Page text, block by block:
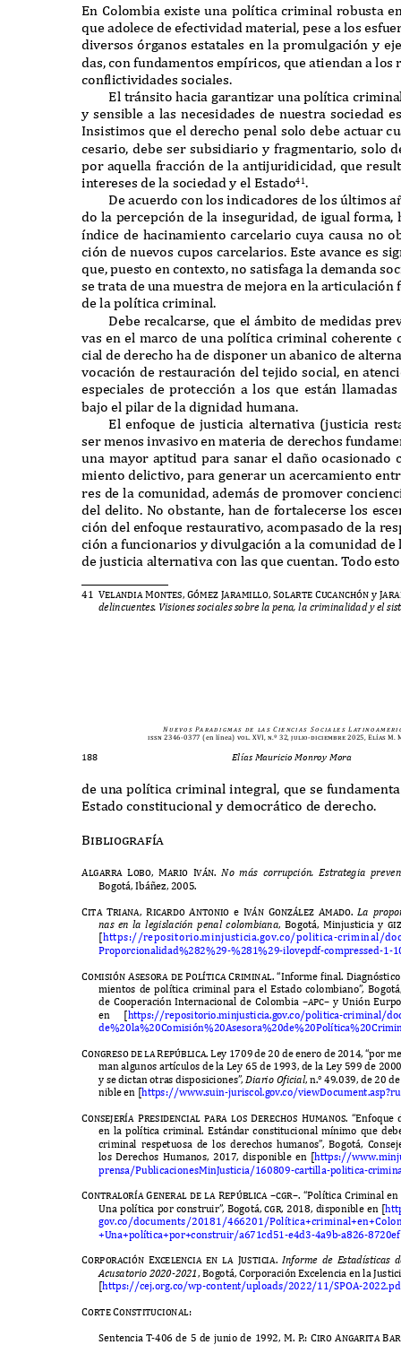
En Colombia existe una política criminal robusta
que adolece de efectividad material, pese a los
diversosórganos estatales en la promulgación y
das,con fundamentos empíricos, que atiendan a
conflictividades sociales.
El tránsito hacia garantizar una política
y sensible a las necesidades de nuestra sociedad
Insistimos que el derecho penal solo debe actuar
cesario,debe ser subsidiario y fragmentario,solo
por aquella fracción de la antijuridicidad, que
intereses de la sociedad y el Estado41.
De acuerdo con los indicadores de losúltimos a
do la percepción de la inseguridad, de igual forma,
índice de hacinamiento carcelario cuya causa no
ción de nuevos cupos carcelarios. Este avance es
que,puesto en contexto,no satisfaga la demanda
se trata de una muestra de mejora en la articulación
de la política criminal.
Debe recalcarse, que el ámbito de medidas
vas en el marco de una política criminal coherente
cial de derecho ha de disponer un abanico de
vocación de restauración del tejido social,en atenci
especiales de protección a los que están
bajo el pilar de la dignidad humana.
El enfoque de justicia alternativa (justicia
ser menos invasivo en materia de derechos
una mayor aptitud para sanar el daño ocasionado
miento delictivo,para generar un acercamiento
res de la comunidad,además de promover
del delito. No obstante, han de fortalecerse los
ción del enfoque restaurativo,acompasado de la
ción a funcionarios y divulgación a la comunidad
de justicia alternativa con las que cuentan. Todo
41 Velandia Montes, Gómez Jaramillo, Solarte Cucanchón y
delincuentes. Visiones sociales sobrela pena,la criminalidadyel sis
N u e v o s Pa r a d i g m a s d e l a s C i e n c i a s S o c i a l e s L at i n o a m e r i
issn 2346-0377(en línea) vol. XVI, n.º 32, julio-diciembre 2025, Elías M.
188 Elías Mauricio Monroy Mora
de una política criminal integral, que se
Estado constitucional y democrático de derecho.
Bibliografía
Algarra Lobo, Mario Iván. Nomás corrupción. Estrategia preven
Bogotá, Ibáñez, 2005.
Cita Triana, Ricardo Antonioe Iván González Amado. La prop
nas en la legislación penal colombiana, Bogotá, Minjusticia y giz
[https://repositorio.minjusticia.gov.co/politica-criminal /
Proporcionalidad%282%29-%281%29-ilovepdf-compressed-1-
Comisión Asesora de Política Criminal. “Informefinal. Diagnó
mientos de política criminal para elEstado colombiano”,Bogot
de CooperaciónInternacional deColombia –apc–yUniónE
en [https://repositorio.minjusticia.gov.co/politica-criminal/
de%20la%20Comisión%20Asesora%20de%20Política%20C
Congreso de la República. Ley 1709de 20 de enero de 2014, “por
man algunos artículos de laLey 65 de 1993, de la Ley 599de
y se dictan otras disposiciones”, Diario Oficial, n.° 49.039, de 20
nible en [https://www.suin-juriscol.gov.co/viewDocument.asp?
Consejería Presidencial para los Derechos Humanos. “Enfoque
en la política criminal. Estándar constitucional mínimo que
criminal respetuosa de los derechos humanos”,Bogotá, C
losDerechosHumanos, 2017,disponible en [https://www.
prensa /PublicacionesMinJusticia /160809-cartilla-politica-
Contraloría General de la República –cgr–. “Política Criminal en
Una política por construir”, Bogotá, cgr, 2018, disponible en [
gov.co /documents /20181/466201/Política+criminal+en+C
+Una+política+por+construir/a671cd51-e4d3-4a9b-a826-8720ef
Corporación Excelencia en la Justicia. Informe de Estadísticas
Acusatorio 2020-2021, Bogotá, CorporaciónExcelencia en laJ
[https://cej.org.co/wp-content/uploads/2022/11/SPOA-2022.
Corte Constitucional:
SentenciaT-406de 5 de junio de 1992, M. P.: Ciro Angarita Bar